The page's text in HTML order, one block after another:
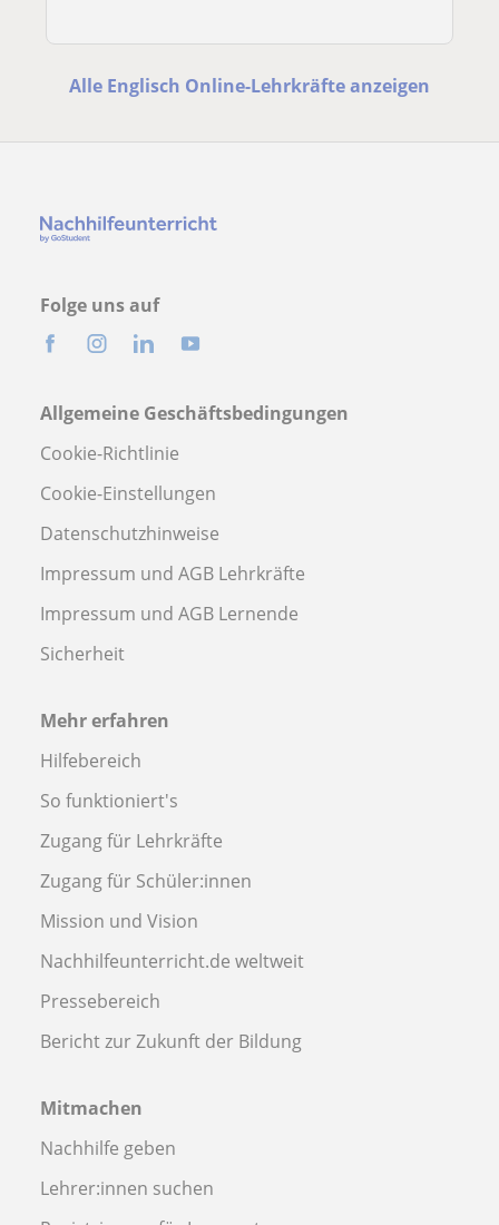
Alle Englisch Online-Lehrkräfte anzeigen
Folge uns auf
Allgemeine Geschäftsbedingungen
Cookie-Richtlinie
Cookie-Einstellungen
Datenschutzhinweise
Impressum und AGB Lehrkräfte
Impressum und AGB Lernende
Sicherheit
Mehr erfahren
Hilfebereich
So funktioniert's
Zugang für Lehrkräfte
Zugang für Schüler:innen
Mission und Vision
Nachhilfeunterricht.de weltweit
Pressebereich
Bericht zur Zukunft der Bildung
Mitmachen
Nachhilfe geben
Lehrer:innen suchen